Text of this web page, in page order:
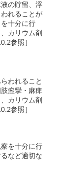
の貯留、浮
れることが
十分に行
カリウム剤
参照］
われること
痙攣・麻痺
カリウム剤
参照］
を十分に行
など適切な